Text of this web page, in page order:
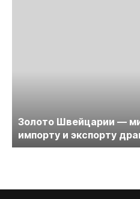
Золото Швейцарии —
импорту и экспорту